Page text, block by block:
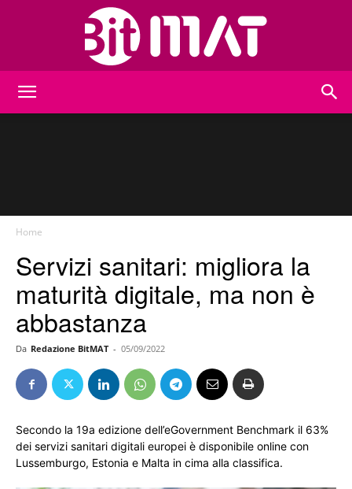
Home
Servizi sanitari: migliora la
maturità digitale, ma non è
abbastanza
Da Redazione BitMAT - 05/09/2022
Secondo la 19a edizione dell’eGovernment Benchmark il 63%
dei servizi sanitari digitali europei è disponibile online con
Lussemburgo, Estonia e Malta in cima alla classifica.